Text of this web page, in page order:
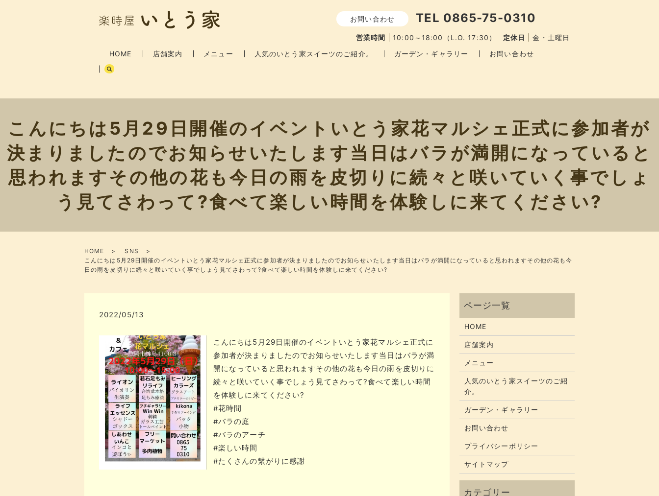
HOME 店舗案内 メニュー 人気のいとう家スイーツのご紹介。 ガーデン・ギャラリー お問い合わせ
お問い合わせ TEL 0865-75-0310
営業時間 10:00～18:00（L.O. 17:30） 定休日 金・土曜日
こんにちは5月29日開催のイベントいとう家花マルシェ正式に参加者が
決まりましたのでお知らせいたします当日はバラが満開になっていると
思われますその他の花も今日の雨を皮切りに続々と咲いていく事でしょ
う見てさわって?食べて楽しい時間を体験しに来てください?
HOME
SNS
こんにちは5月29日開催のイベントいとう家花マルシェ正式に参加者が決まりましたのでお知らせいたします当日はバラが満開になっていると思われますその他の花も今
日の雨を皮切りに続々と咲いていく事でしょう見てさわって?食べて楽しい時間を体験しに来てください?
2022/05/13
こんにちは5月29日開催のイベントいとう家花マルシェ正式に
参加者が決まりましたのでお知らせいたします当日はバラが満
開になっていると思われますその他の花も今日の雨を皮切りに
続々と咲いていく事でしょう見てさわって?食べて楽しい時間
を体験しに来てください?
#花時間
#バラの庭
#バラのアーチ
#楽しい時間
#たくさんの繋がりに感謝
HOME
店舗案内
メニュー
人気のいとう家スイーツのご紹
介。
ガーデン・ギャラリー
お問い合わせ
プライバシーポリシー
サイトマップ